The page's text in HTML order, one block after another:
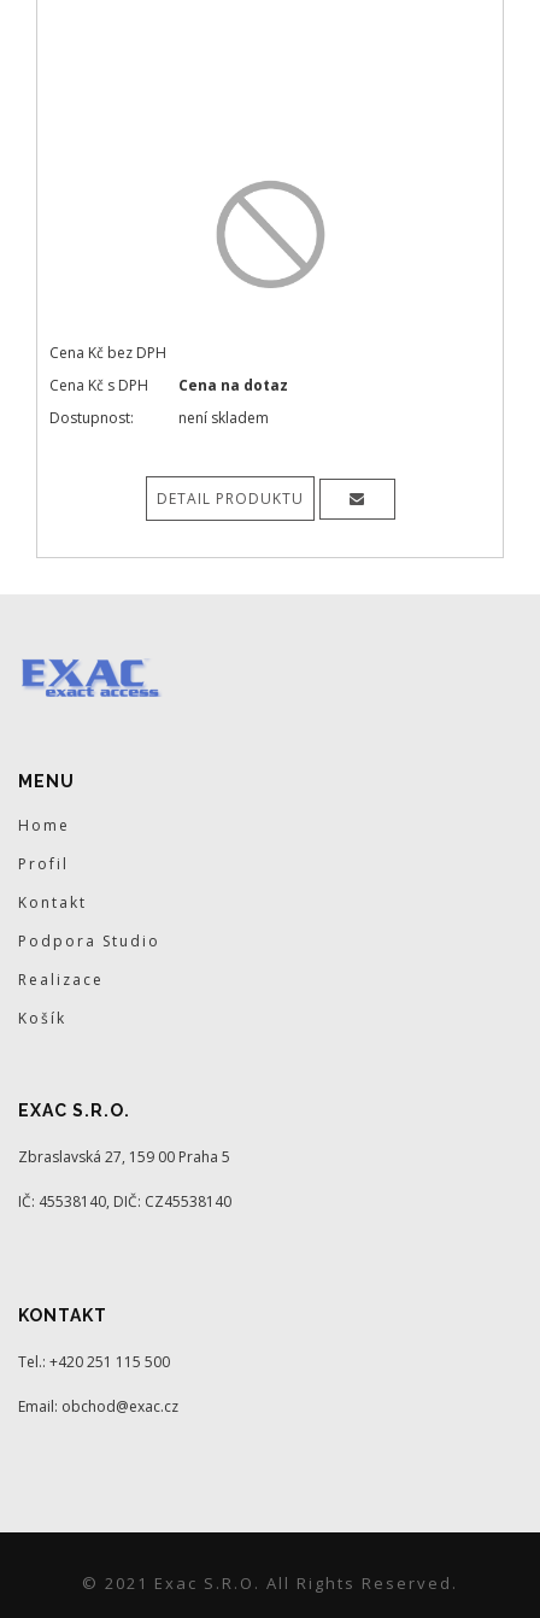
Cena Kč bez DPH
Cena Kč s DPH
Cena na dotaz
Dostupnost:
není skladem
DETAIL PRODUKTU
MENU
Home
Profil
Kontakt
Podpora Studio
Realizace
Košík
EXAC S.R.O.
Zbraslavská 27, 159 00 Praha 5
IČ: 45538140, DIČ: CZ45538140
KONTAKT
Tel.: +420 251 115 500
Email: obchod@exac.cz
© 2021 Exac S.r.o. All Rights Reserved.